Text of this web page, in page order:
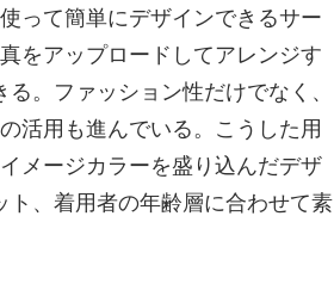
って簡単にデザインできるサー
をアップロードしてアレンジす
。ファッション性だけでなく、
活用も進んでいる。こうした用
メージカラーを盛り込んだデザ
、着用者の年齢層に合わせて素